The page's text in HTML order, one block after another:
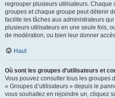
regrouper plusieurs utilisateurs.
groupes et chaque groupe peut détenir
facilite les tâches aux administrateurs
plusieurs utilisateurs en une seule fois,
de modération, ou bien leur donner
Haut
Où sont les groupes d’utilisateurs et
Vous pouvez consulter tous les groupes
« Groupes d’utilisateurs » depuis le
vous souhaitez en rejoindre un, cliquez